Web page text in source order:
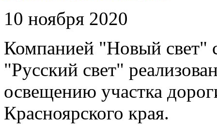
10 ноября 2020
Компанией "Новый свет"
"Русский свет"
освещению участка
Красноярского края.